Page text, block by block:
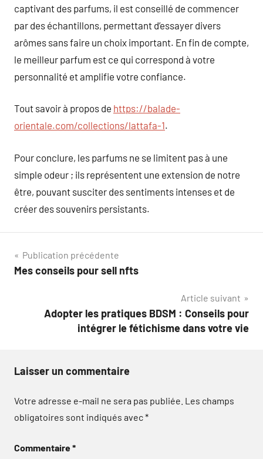
captivant des parfums, il est conseillé de commencer
par des échantillons, permettant d’essayer divers
arômes sans faire un choix important. En fin de compte,
le meilleur parfum est ce qui correspond à votre
personnalité et amplifie votre confiance.
Tout savoir à propos de https://balade-
orientale.com/collections/lattafa-1.
Pour conclure, les parfums ne se limitent pas à une
simple odeur ; ils représentent une extension de notre
être, pouvant susciter des sentiments intenses et de
créer des souvenirs persistants.
Navigation
de
Publication précédente
Mes conseils pour sell nfts
Article suivant
Adopter les pratiques BDSM : Conseils pour
intégrer le fétichisme dans votre vie
Laisser un commentaire
Votre adresse e-mail ne sera pas publiée. Les champs
obligatoires sont indiqués avec*
Commentaire*